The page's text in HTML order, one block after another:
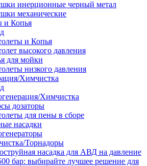
инерционные черный метал
механические
и Копья
и Копья
высокого давления
для мойки
низкого давления
Химчистка
Химчистка
дозаторы
для пены в сборе
насадки
Торнадоры
насадка для АВД на давление
бар: выбирайте лучшее решение для